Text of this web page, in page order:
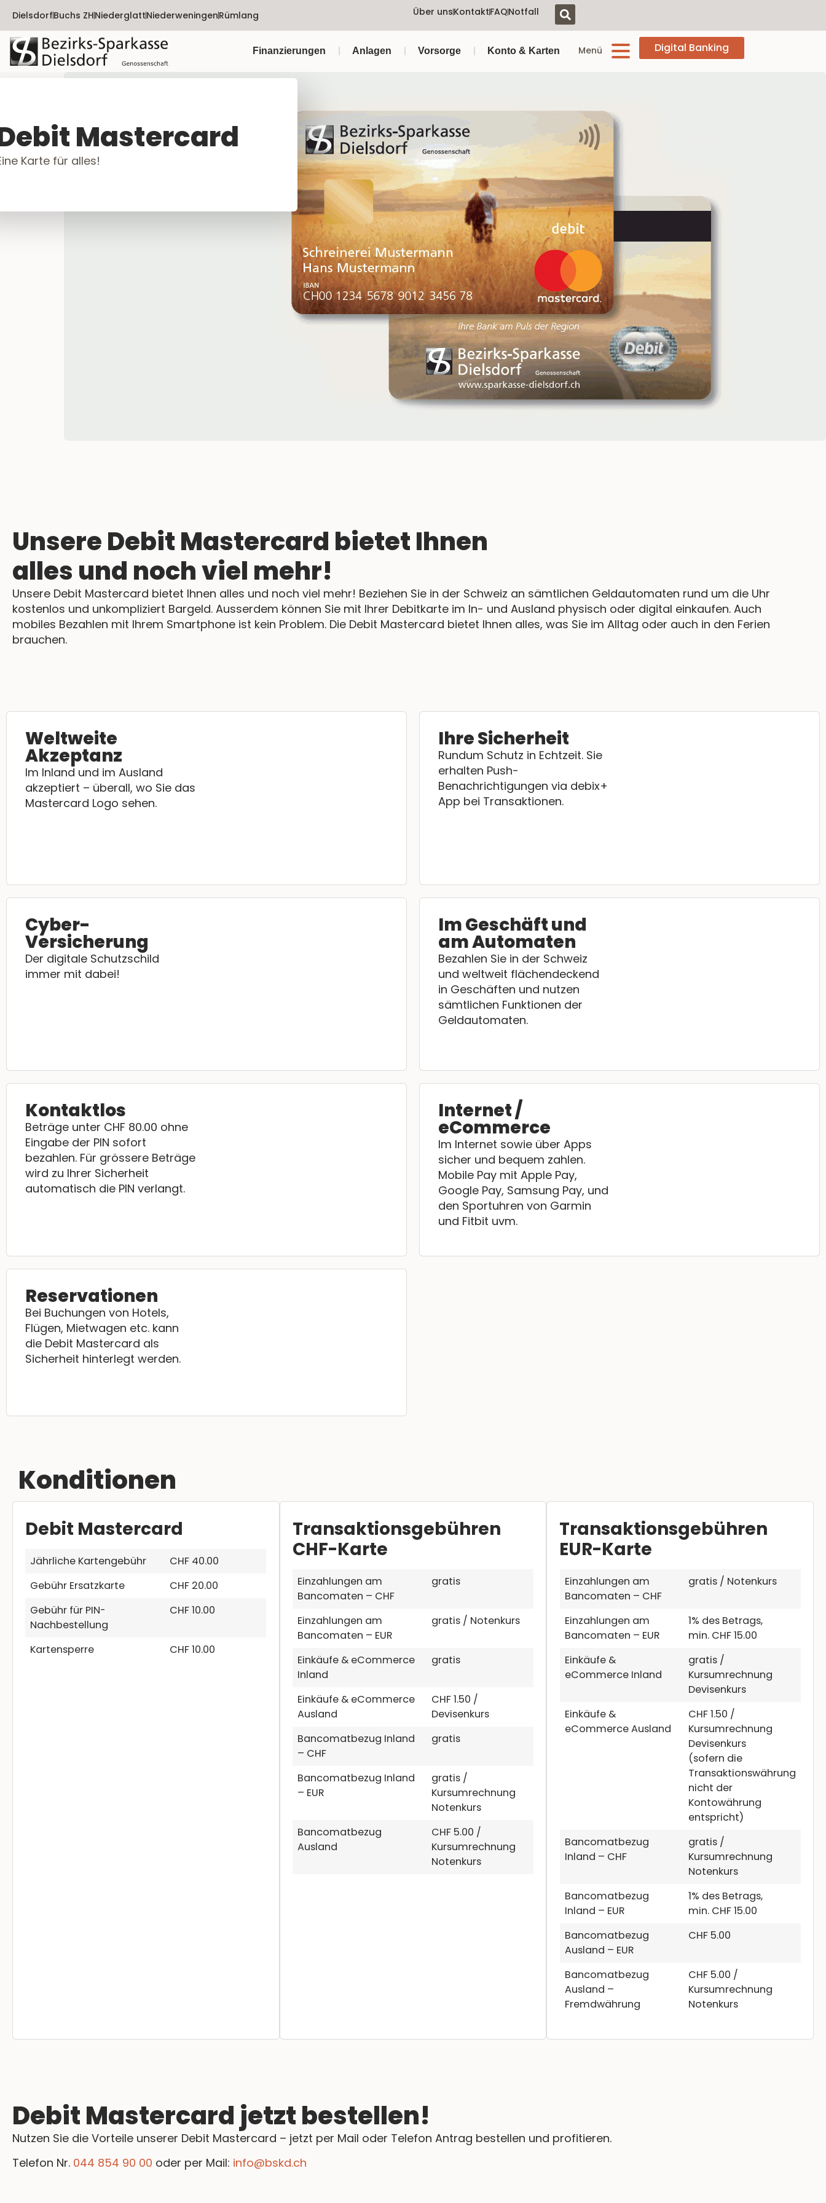
DielsdorfBuchs ZHNiederglattNiederweningenRümlang Über unsKontaktFAQNotfall
Finanzierungen Anlagen Vorsorge Konto & Karten Menü Digital Banking
Mastercard
Karte für alles!
Unsere Debit Mastercard bietet Ihnen
alles und noch viel mehr!
Unsere Debit Mastercard bietet Ihnen alles und noch viel mehr! Beziehen Sie in der Schweiz an sämtlichen Geldautomaten rund um die Uhr
kostenlos und unkompliziert Bargeld. Ausserdem können Sie mit Ihrer Debitkarte im In- und Ausland physisch oder digital einkaufen. Auch
mobiles Bezahlen mit Ihrem Smartphone ist kein Problem. Die Debit Mastercard bietet Ihnen alles, was Sie im Alltag oder auch in den Ferien
brauchen.
Weltweite
Akzeptanz
Im Inland und im Ausland
akzeptiert – überall, wo Sie das
Mastercard Logo sehen.
Ihre Sicherheit
Rundum Schutz in Echtzeit. Sie
erhalten Push-
Benachrichtigungen via debix+
App bei Transaktionen.
Cyber-
Versicherung
Der digitale Schutzschild
immer mit dabei!
Im Geschäft und
am Automaten
Bezahlen Sie in der Schweiz
und weltweit flächendeckend
in Geschäften und nutzen
sämtlichen Funktionen der
Geldautomaten.
Kontaktlos
Beträge unter CHF 80.00 ohne
Eingabe der PIN sofort
bezahlen. Für grössere Beträge
wird zu Ihrer Sicherheit
automatisch die PIN verlangt.
Internet /
eCommerce
Im Internet sowie über Apps
sicher und bequem zahlen.
Mobile Pay mit Apple Pay,
Google Pay, Samsung Pay, und
den Sportuhren von Garmin
und Fitbit uvm.
Reservationen
Bei Buchungen von Hotels,
Flügen, Mietwagen etc. kann
die Debit Mastercard als
Sicherheit hinterlegt werden.
Konditionen
Debit Mastercard
Jährliche Kartengebühr
CHF 40.00
Gebühr Ersatzkarte
CHF 20.00
Gebühr für PIN-
Nachbestellung
CHF 10.00
Kartensperre CHF 10.00
Transaktionsgebühren
CHF-Karte
Einzahlungen am
Bancomaten – CHF
gratis
Einzahlungen am
Bancomaten – EUR
gratis / Notenkurs
Einkäufe & eCommerce
Inland
gratis
Einkäufe & eCommerce
Ausland
CHF 1.50 /
Devisenkurs
Bancomatbezug Inland
– CHF
gratis
Bancomatbezug Inland
– EUR
gratis /
Kursumrechnung
Notenkurs
Bancomatbezug
Ausland
CHF 5.00 /
Kursumrechnung
Notenkurs
Transaktionsgebühren
EUR-Karte
Einzahlungen am
Bancomaten – CHF
gratis / Notenkurs
Einzahlungen am
Bancomaten – EUR
1% des Betrags,
min. CHF 15.00
Einkäufe &
eCommerce Inland
gratis /
Kursumrechnung
Devisenkurs
Einkäufe &
eCommerce Ausland
CHF 1.50 /
Kursumrechnung
Devisenkurs
(sofern die
Transaktionswährung
nicht der
Kontowährung
entspricht)
Bancomatbezug
Inland – CHF
gratis /
Kursumrechnung
Notenkurs
Bancomatbezug
Inland – EUR
1% des Betrags,
min. CHF 15.00
Bancomatbezug
Ausland – EUR
CHF 5.00
Bancomatbezug
Ausland –
Fremdwährung
CHF 5.00 /
Kursumrechnung
Notenkurs
Debit Mastercard jetzt bestellen!
Nutzen Sie die Vorteile unserer Debit Mastercard – jetzt per Mail oder Telefon Antrag bestellen und profitieren.
Telefon Nr. 044 854 90 00 oder per Mail: info@bskd.ch